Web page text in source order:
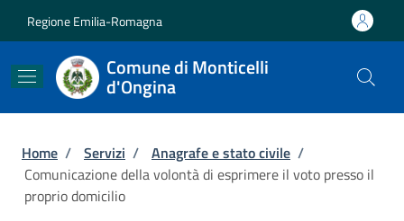
Regione Emilia-Romagna
Comune di Monticelli
d'Ongina
Briciole di pane
Home / Servizi / Anagrafe e stato civile /
Comunicazione della volontà di esprimere il voto presso il
proprio domicilio